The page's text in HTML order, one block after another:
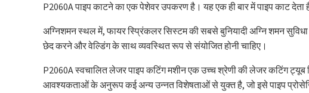
P2060A पाइप काटने का एक पेशेवर उपकरण है। यह एक ही बार में पाइप काट देता
अग्निशमन स्थल में, फायर स्प्रिंकलर सिस्टम की सबसे बुनियादी अग्नि शमन
छेद करने और वेल्डिंग के साथ व्यवस्थित रूप से संयोजित होनी चाहिए।
P2060A स्वचालित लेजर पाइप कटिंग मशीन एक उच्च श्रेणी की लेजर कटिंग
आवश्यकताओं के अनुरूप कई अन्य उन्नत विशेषताओं से युक्त है, जो इसे पाइप